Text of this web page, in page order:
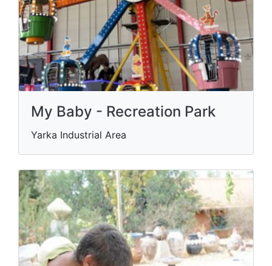
My Baby - Recreation Park
Yarka Industrial Area